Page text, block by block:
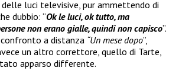
luci televisive, pur ammettendo di
dubbio: “Ok le luci, ok tutto, ma
non erano gialle, quindi non capisco”.
a distanza “Un mese dopo”,
un altro correttore, quello di Tarte,
apparso differente.